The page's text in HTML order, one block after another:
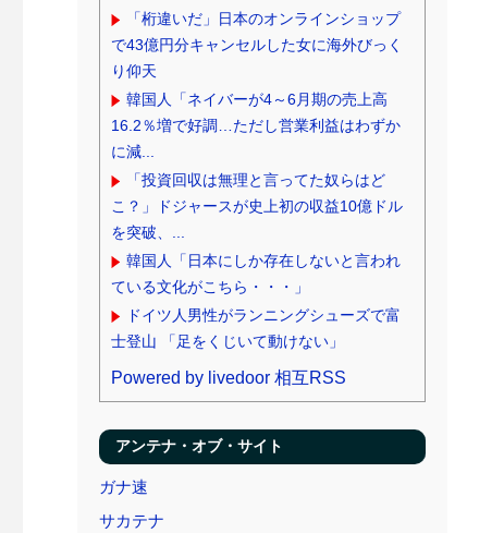
「桁違いだ」日本のオンラインショップ
で43億円分キャンセルした女に海外びっく
り仰天
韓国人「ネイバーが4～6月期の売上高
16.2％増で好調…ただし営業利益はわずか
に減...
「投資回収は無理と言ってた奴らはど
こ？」ドジャースが史上初の収益10億ドル
を突破、...
韓国人「日本にしか存在しないと言われ
ている文化がこちら・・・」
ドイツ人男性がランニングシューズで富
士登山 「足をくじいて動けない」
Powered by livedoor 相互RSS
アンテナ・オブ・サイト
ガナ速
サカテナ